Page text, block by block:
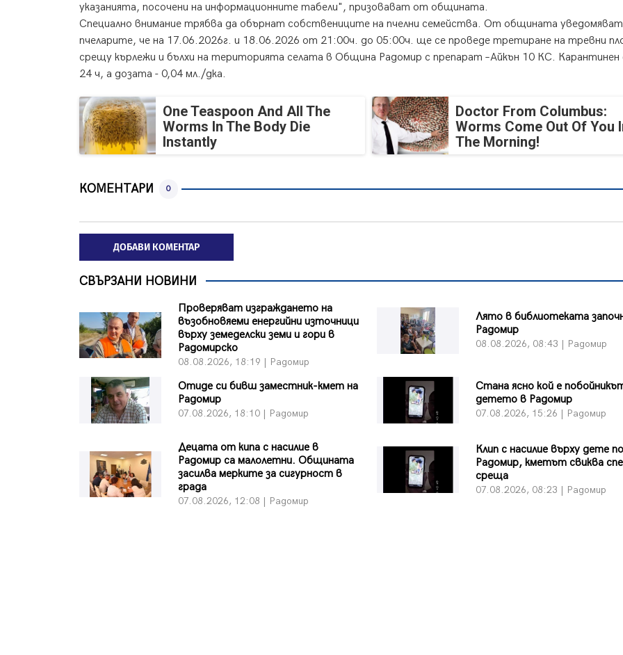
указанията, посочени на информационните табели", призовават от общината.
Специално внимание трябва да обърнат собствениците на пчелни семейства. От общината уведомяват
пчеларите, че на 17.06.2026г. и 18.06.2026 от 21:00ч. до 05:00ч. ще се проведе третиране на тревни
срещу кърлежи и бълхи на територията селата в Община Радомир с препарат –Айкън 10 КС. Карантинен
24 ч, а дозата - 0,04 мл./дка.
One Teaspoon And All The
Worms In The Body Die
Instantly
Doctor From Columbus:
Worms Come Out Of You
The Morning!
КОМЕНТАРИ 0
ДОБАВИ КОМЕНТАР
СВЪРЗАНИ НОВИНИ
Проверяват изграждането на
възобновяеми енергийни източници
върху земеделски земи и гори в
Радомирско
08.08.2026, 18:19 | Радомир
Лято в библиотеката
Радомир
08.08.2026, 08:43 | Радомир
Отиде си бивш заместник-кмет на
Радомир
07.08.2026, 18:10 | Радомир
Стана ясно кой е
детето в Радомир
07.08.2026, 15:26 | Радомир
Децата от кипа с насилие в
Радомир са малолетни. Общината
засилва мерките за сигурност в
града
07.08.2026, 12:08 | Радомир
Клип с насилие върху дете
Радомир, кметът свиква
среща
07.08.2026, 08:23 | Радомир